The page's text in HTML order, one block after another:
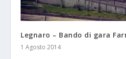
Legnaro – Bando di gara
1 Agosto 2014